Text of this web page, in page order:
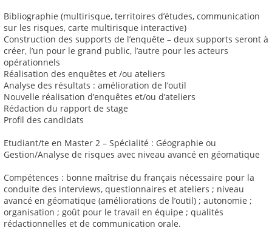
Bibliographie (multirisque, territoires d’études, communication
sur les risques, carte multirisque interactive)
Construction des supports de l’enquête – deux supports seront à
créer, l’un pour le grand public, l’autre pour les acteurs
opérationnels
Réalisation des enquêtes et /ou ateliers
Analyse des résultats : amélioration de l’outil
Nouvelle réalisation d’enquêtes et/ou d’ateliers
Rédaction du rapport de stage
Profil des candidats
Etudiant/te en Master 2 – Spécialité : Géographie ou
Gestion/Analyse de risques avec niveau avancé en géomatique
Compétences : bonne maîtrise du français nécessaire pour la
conduite des interviews, questionnaires et ateliers ; niveau
avancé en géomatique (améliorations de l’outil) ; autonomie ;
organisation ; goût pour le travail en équipe ; qualités
rédactionnelles et de communication orale.